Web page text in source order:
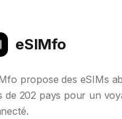
eSIMfo
propose des eSIMs
de 202 pays pour un